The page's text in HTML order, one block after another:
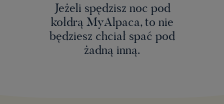
Jeżeli spędzisz noc pod
kołdrą MyAlpaca, to nie
będziesz chciał spać pod
żadną inną.